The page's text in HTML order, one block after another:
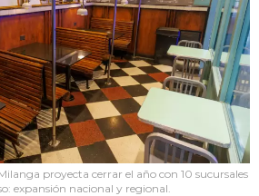
proyecta cerrar el año con 10 sucursales
expansión nacional y regional.